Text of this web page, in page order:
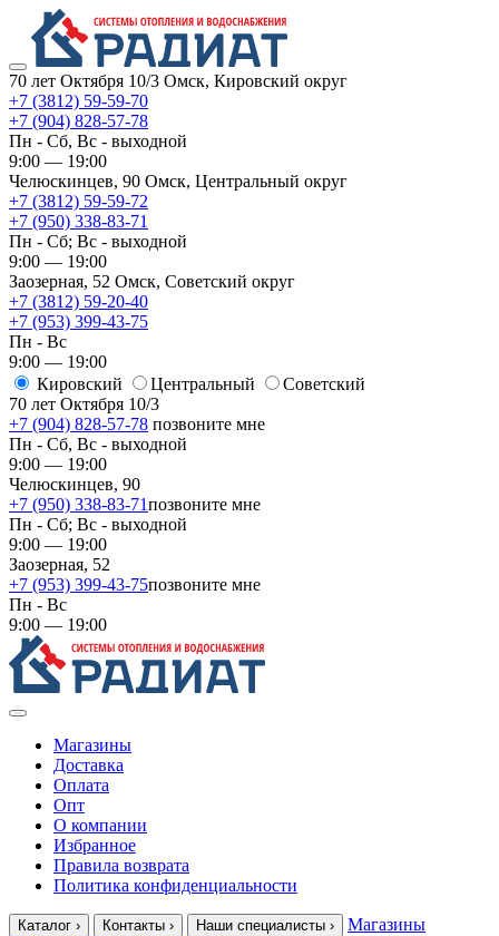
70 лет Октября 10/3 Омск, Кировский округ
+7 (3812) 59-59-70
+7 (904) 828-57-78
Пн - Сб, Вс - выходной
9:00 — 19:00
Челюскинцев, 90 Омск, ​Центральный округ
+7 (3812) 59-59-72
+7 (950) 338-83-71
Пн - Сб; Вс - выходной
9:00 — 19:00
Заозерная, 52 Омск, ​Советский округ
+7 (3812) 59-20-40
+7 (953) 399-43-75
Пн - Вс
9:00 — 19:00
Кировский
​Центральный
​Советский
70 лет Октября 10/3
+7 (904) 828-57-78 позвоните мне
Пн - Сб, Вс - выходной
9:00 — 19:00
Челюскинцев, 90
+7 (950) 338-83-71позвоните мне
Пн - Сб; Вс - выходной
9:00 — 19:00
Заозерная, 52
+7 (953) 399-43-75позвоните мне
Пн - Вс
9:00 — 19:00
Магазины
Доставка
Оплата
Опт
О компании
Избранное
Правила возврата
Политика конфиденциальности
Каталог › Контакты › Наши специалисты ›
Магазины